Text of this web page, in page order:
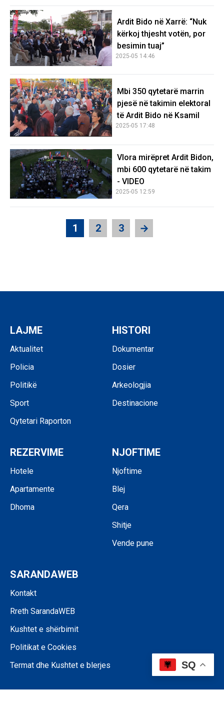
Ardit Bido në Xarrë: “Nuk
kërkoj thjesht votën, por
besimin tuaj”
2025-05 14:46
Mbi 350 qytetarë marrin
pjesë në takimin elektoral
të Ardit Bido në Ksamil
2025-05 17:48
Vlora mirëpret Ardit Bidon,
mbi 600 qytetarë në takim
- VIDEO
2025-05 12:59
1 2 3 →
LAJME
Aktualitet
Policia
Politikë
Sport
Qytetari Raporton
HISTORI
Dokumentar
Dosier
Arkeologjia
Destinacione
REZERVIME
Hotele
Apartamente
Dhoma
NJOFTIME
Njoftime
Blej
Qera
Shitje
Vende pune
SARANDAWEB
Kontakt
Rreth SarandaWEB
Kushtet e shërbimit
Politikat e Cookies
Termat dhe Kushtet e blerjes
SQ